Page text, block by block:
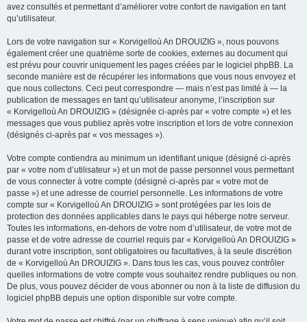
avez consultés et permettant d’améliorer votre confort de navigation en tant
qu’utilisateur.
Lors de votre navigation sur « Korvigelloù An DROUIZIG », nous pouvons
également créer une quatrième sorte de cookies, externes au document qui
est prévu pour couvrir uniquement les pages créées par le logiciel phpBB. La
seconde manière est de récupérer les informations que vous nous envoyez et
que nous collectons. Ceci peut correspondre — mais n’est pas limité à — la
publication de messages en tant qu’utilisateur anonyme, l’inscription sur
« Korvigelloù An DROUIZIG » (désignée ci-après par « votre compte ») et les
messages que vous publiez après votre inscription et lors de votre connexion
(désignés ci-après par « vos messages »).
Votre compte contiendra au minimum un identifiant unique (désigné ci-après
par « votre nom d’utilisateur ») et un mot de passe personnel vous permettant
de vous connecter à votre compte (désigné ci-après par « votre mot de
passe ») et une adresse de courriel personnelle. Les informations de votre
compte sur « Korvigelloù An DROUIZIG » sont protégées par les lois de
protection des données applicables dans le pays qui héberge notre serveur.
Toutes les informations, en-dehors de votre nom d’utilisateur, de votre mot de
passe et de votre adresse de courriel requis par « Korvigelloù An DROUIZIG »
durant votre inscription, sont obligatoires ou facultatives, à la seule discrétion
de « Korvigelloù An DROUIZIG ». Dans tous les cas, vous pouvez contrôler
quelles informations de votre compte vous souhaitez rendre publiques ou non.
De plus, vous pouvez décider de vous abonner ou non à la liste de diffusion du
logiciel phpBB depuis une option disponible sur votre compte.